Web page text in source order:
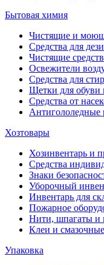
Бытовая химия
Чистящие и
Средства для
Чистящие
Освежители
Средства для
Щетки для обуви
Средства от
Антигололедные
Хозтовары
Хозинвентарь и
Средства
Знаки
Уборочный
Инвентарь для
Пожарное
Нити, шпагаты и
Клеи и
Упаковка